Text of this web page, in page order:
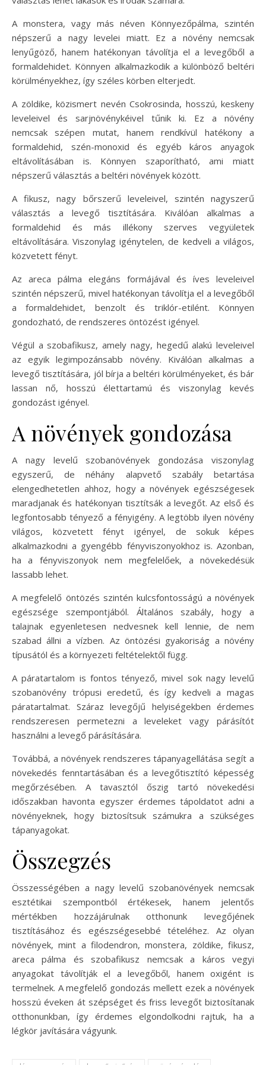
A monstera, vagy más néven Könnyezőpálma, szintén
népszerű a nagy levelei miatt. Ez a növény nemcsak
lenyűgöző, hanem hatékonyan távolítja el a levegőből a
formaldehidet. Könnyen alkalmazkodik a különböző beltéri
körülményekhez, így széles körben elterjedt.
A zöldike, közismert nevén Csokrosinda, hosszú, keskeny
leveleivel és sarjnövénykéivel tűnik ki. Ez a növény
nemcsak szépen mutat, hanem rendkívül hatékony a
formaldehid, szén-monoxid és egyéb káros anyagok
eltávolításában is. Könnyen szaporítható, ami miatt
népszerű választás a beltéri növények között.
A fikusz, nagy bőrszerű leveleivel, szintén nagyszerű
választás a levegő tisztítására. Kiválóan alkalmas a
formaldehid és más illékony szerves vegyületek
eltávolítására. Viszonylag igénytelen, de kedveli a világos,
közvetett fényt.
Az areca pálma elegáns formájával és íves leveleivel
szintén népszerű, mivel hatékonyan távolítja el a levegőből
a formaldehidet, benzolt és triklór-etilént. Könnyen
gondozható, de rendszeres öntözést igényel.
Végül a szobafikusz, amely nagy, hegedű alakú leveleivel
az egyik legimpozánsabb növény. Kiválóan alkalmas a
levegő tisztítására, jól bírja a beltéri körülményeket, és bár
lassan nő, hosszú élettartamú és viszonylag kevés
gondozást igényel.
A növények gondozása
A nagy levelű szobanövények gondozása viszonylag
egyszerű, de néhány alapvető szabály betartása
elengedhetetlen ahhoz, hogy a növények egészségesek
maradjanak és hatékonyan tisztítsák a levegőt. Az első és
legfontosabb tényező a fényigény. A legtöbb ilyen növény
világos, közvetett fényt igényel, de sokuk képes
alkalmazkodni a gyengébb fényviszonyokhoz is. Azonban,
ha a fényviszonyok nem megfelelőek, a növekedésük
lassabb lehet.
A megfelelő öntözés szintén kulcsfontosságú a növények
egészsége szempontjából. Általános szabály, hogy a
talajnak egyenletesen nedvesnek kell lennie, de nem
szabad állni a vízben. Az öntözési gyakoriság a növény
típusától és a környezeti feltételektől függ.
A páratartalom is fontos tényező, mivel sok nagy levelű
szobanövény trópusi eredetű, és így kedveli a magas
páratartalmat. Száraz levegőjű helyiségekben érdemes
rendszeresen permetezni a leveleket vagy párásítót
használni a levegő párásítására.
Továbbá, a növények rendszeres tápanyagellátása segít a
növekedés fenntartásában és a levegőtisztító képesség
megőrzésében. A tavasztól őszig tartó növekedési
időszakban havonta egyszer érdemes tápoldatot adni a
növényeknek, hogy biztosítsuk számukra a szükséges
tápanyagokat.
Összegzés
Összességében a nagy levelű szobanövények nemcsak
esztétikai szempontból értékesek, hanem jelentős
mértékben hozzájárulnak otthonunk levegőjének
tisztításához és egészségesebbé tételéhez. Az olyan
növények, mint a filodendron, monstera, zöldike, fikusz,
areca pálma és szobafikusz nemcsak a káros vegyi
anyagokat távolítják el a levegőből, hanem oxigént is
termelnek. A megfelelő gondozás mellett ezek a növények
hosszú éveken át szépséget és friss levegőt biztosítanak
otthonunkban, így érdemes elgondolkodni rajtuk, ha a
légkör javítására vágyunk.